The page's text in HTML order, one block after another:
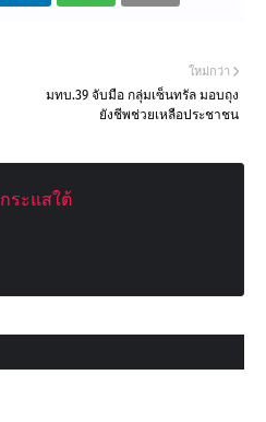
ใหม่กว่า
มทบ.39 จับมือ กลุ่มเซ็นทรัล มอบถุง
ยังชีพช่วยเหลือประชาชน
กระแสใต้